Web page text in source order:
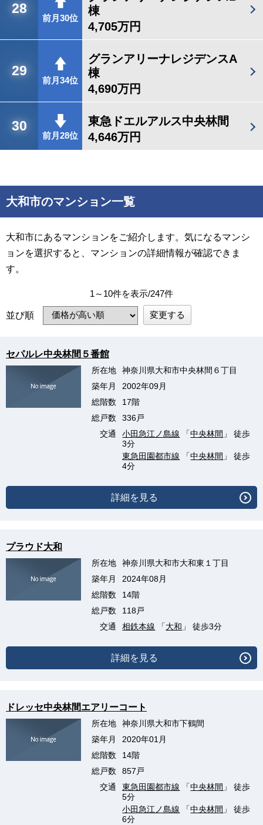
28
前月30位
棟
4,705万円
29
前月34位
グランアリーナレジデンスA
棟
4,690万円
30
前月28位
東急ドエルアルス中央林間
4,646万円
大和市のマンション一覧
大和市にあるマンションをご紹介します。気になるマンシ
ョンを選択すると、マンションの詳細情報が確認できま
す。
1～10件を表示/247件
並び順 変更する
セパルレ中央林間５番館
所在地
神奈川県大和市中央林間６丁目
築年月
2002年09月
総階数
17階
総戸数
336戸
交通
小田急江ノ島線 「中央林間 」 徒歩
3分
東急田園都市線 「中央林間 」 徒歩
4分
詳細を見る
プラウド大和
所在地
神奈川県大和市大和東１丁目
築年月
2024年08月
総階数
14階
総戸数
118戸
交通
相鉄本線 「大和 」 徒歩3分
詳細を見る
ドレッセ中央林間エアリーコート
所在地
神奈川県大和市下鶴間
築年月
2020年01月
総階数
14階
総戸数
857戸
交通
東急田園都市線 「中央林間 」 徒歩
5分
小田急江ノ島線 「中央林間 」 徒歩
6分